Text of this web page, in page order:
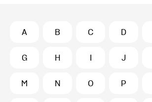
A B C D
G H I J
M N O P